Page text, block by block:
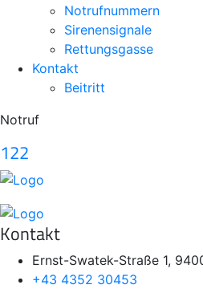
Notrufnummern
Sirenensignale
Rettungsgasse
Kontakt
Beitritt
Notruf
122
Kontakt
Ernst-Swatek-Straße 1,
+43 4352 30453